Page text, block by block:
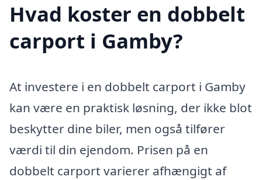
Hvad koster en dobbelt
carport i Gamby?
At investere i en dobbelt carport i Gamby
kan være en praktisk løsning, der ikke blot
beskytter dine biler, men også tilfører
værdi til din ejendom. Prisen på en
dobbelt carport varierer afhængigt af